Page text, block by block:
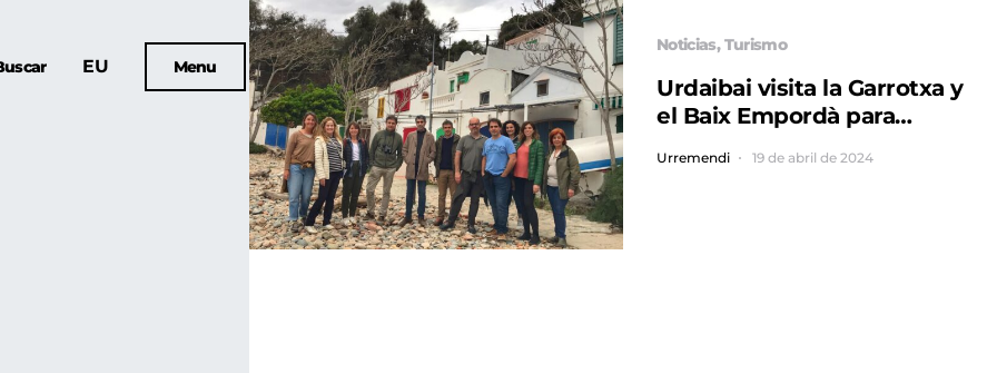
EU Menu
Noticias Turismo
Urdaibai visita la Garrotxa y
el Baix Empordà para
intercambiar nuevas
Urremendi 19 de abril de 2024